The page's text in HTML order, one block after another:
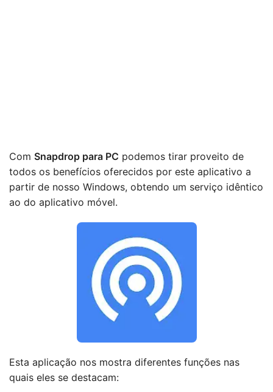
Com Snapdrop para PC podemos tirar proveito de
todos os benefícios oferecidos por este aplicativo a
partir de nosso Windows, obtendo um serviço idêntico
ao do aplicativo móvel.
Esta aplicação nos mostra diferentes funções nas
quais eles se destacam: